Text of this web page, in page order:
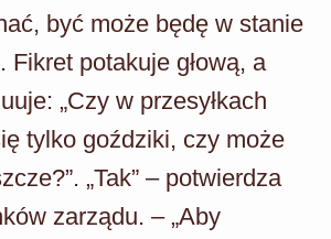
być może będę w stanie
Fikret potakuje głową, a
„Czy w przesyłkach
tylko goździki, czy może
„Tak” – potwierdza
zarządu. – „Aby